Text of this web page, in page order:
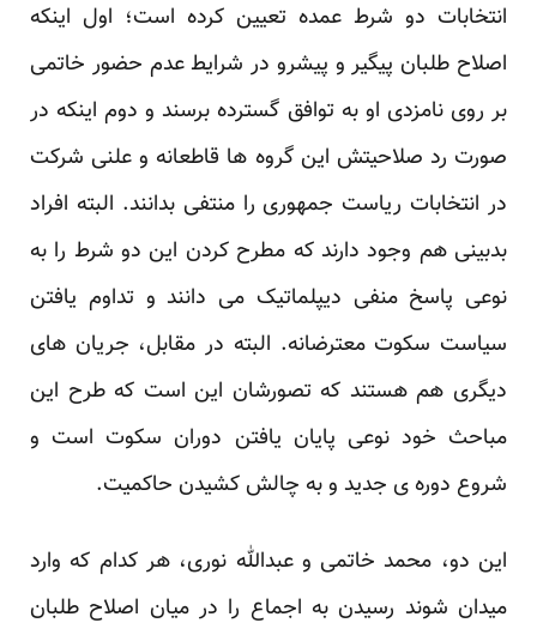
انتخابات دو شرط عمده تعیین کرده است؛ اول اینکه
اصلاح طلبان پیگیر و پیشرو در شرایط عدم ‏حضور خاتمی
بر روی نامزدی او به توافق گسترده برسند و دوم اینکه در
صورت رد صلاحیتش این گروه ها ‏قاطعانه و علنی شرکت
در انتخابات ریاست جمهوری را منتفی بدانند. البته افراد
بدبینی هم وجود دارند که ‏مطرح کردن این دو شرط را به
نوعی پاسخ منفی دیپلماتیک می دانند و تداوم یافتن
سیاست سکوت معترضانه. ‏البته در مقابل، جریان های
دیگری هم هستند که تصورشان این است که طرح این
مباحث خود نوعی پایان ‏یافتن دوران سکوت است و
شروع دوره ی جدید و به چالش کشیدن حاکمیت.‏
این دو، محمد خاتمی و عبدالله نوری، هر کدام که وارد
میدان شوند رسیدن به اجماع را در میان اصلاح طلبان